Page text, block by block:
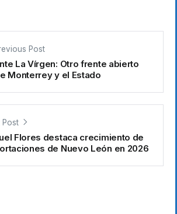
Post
La Vírgen: Otro frente abierto
Monterrey y el Estado
Post
Flores destaca crecimiento de
de Nuevo León en 2026